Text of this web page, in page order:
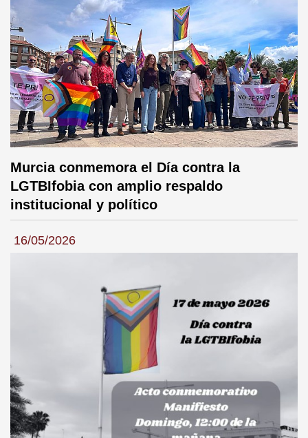
Murcia conmemora el Día contra la
LGTBIfobia con amplio respaldo
institucional y político
16/05/2026